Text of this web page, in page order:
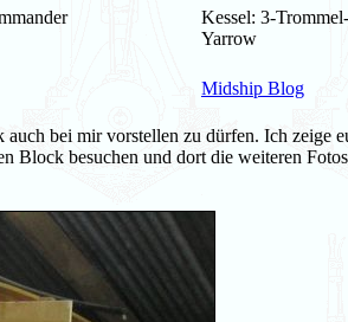
Kessel: 3-
Yarrow
Midship Blog
bei mir vorstellen zu dürfen. Ich zeige
Block besuchen und dort die weiteren